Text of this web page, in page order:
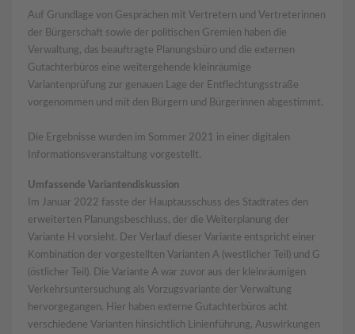
Auf Grundlage von Gesprächen mit Vertretern und Vertreterinnen
der Bürgerschaft sowie der politischen Gremien haben die
Verwaltung, das beauftragte Planungsbüro und die externen
Gutachterbüros eine weitergehende kleinräumige
Variantenprüfung zur genauen Lage der Entflechtungsstraße
vorgenommen und mit den Bürgern und Bürgerinnen abgestimmt.
Die Ergebnisse wurden im Sommer 2021 in einer digitalen
Informationsveranstaltung vorgestellt.
Umfassende Variantendiskussion
Im Januar 2022 fasste der Hauptausschuss des Stadtrates den
erweiterten Planungsbeschluss, der die Weiterplanung der
Variante H vorsieht. Der Verlauf dieser Variante entspricht einer
Kombination der vorgestellten Varianten A (westlicher Teil) und G
(östlicher Teil). Die Variante A war zuvor aus der kleinräumigen
Verkehrsuntersuchung als Vorzugsvariante der Verwaltung
hervorgegangen. Hier haben externe Gutachterbüros acht
verschiedene Varianten hinsichtlich Linienführung, Auswirkungen